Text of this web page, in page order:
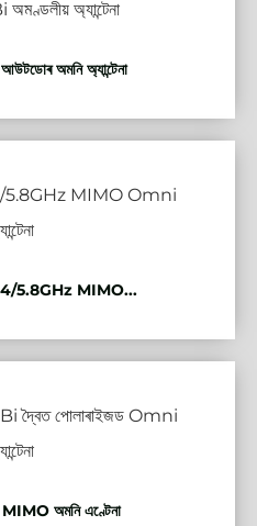
অমনি অ্যান্টেনা
5.8GHz MIMO...
অমনি এণ্টেনা